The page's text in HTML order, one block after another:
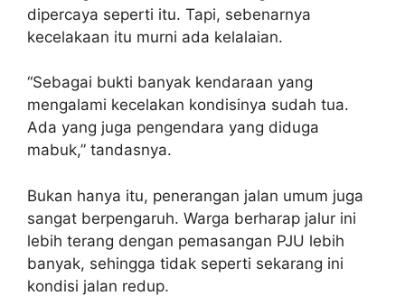
dipercaya seperti itu. Tapi, sebenarnya
kecelakaan itu murni ada kelalaian.
“Sebagai bukti banyak kendaraan yang
mengalami kecelakan kondisinya sudah tua.
Ada yang juga pengendara yang diduga
mabuk,” tandasnya.
Bukan hanya itu, penerangan jalan umum juga
sangat berpengaruh. Warga berharap jalur ini
lebih terang dengan pemasangan PJU lebih
banyak, sehingga tidak seperti sekarang ini
kondisi jalan redup.